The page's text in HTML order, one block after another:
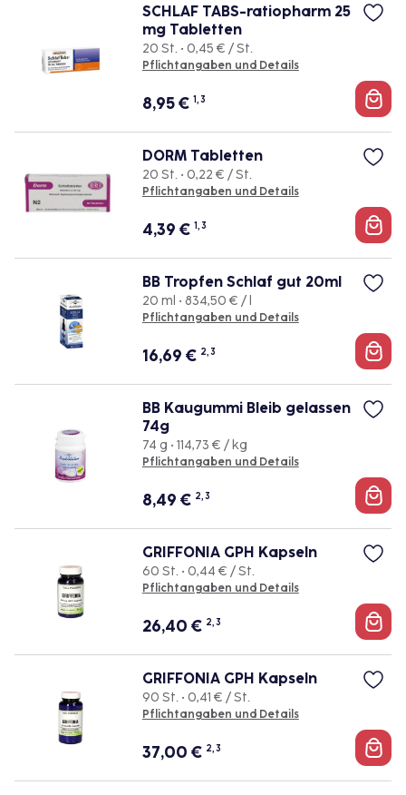
SCHLAF TABS-ratiopharm 25
mg Tabletten
20 St. • 0,45 € / St.
Pflichtangaben und Details
8,95€ 1, 3
DORM Tabletten
20 St. • 0,22 € / St.
Pflichtangaben und Details
4,39 € 1, 3
BB Tropfen Schlaf gut 20ml
20 ml • 834,50 € / l
Pflichtangaben und Details
16,69 € 2, 3
BB Kaugummi Bleib gelassen
74g
74 g • 114,73 € / kg
Pflichtangaben und Details
8,49 € 2, 3
GRIFFONIA GPH Kapseln
60 St. • 0,44 € / St.
Pflichtangaben und Details
26,40 € 2, 3
GRIFFONIA GPH Kapseln
90 St. • 0,41 € / St.
Pflichtangaben und Details
37,00 € 2, 3